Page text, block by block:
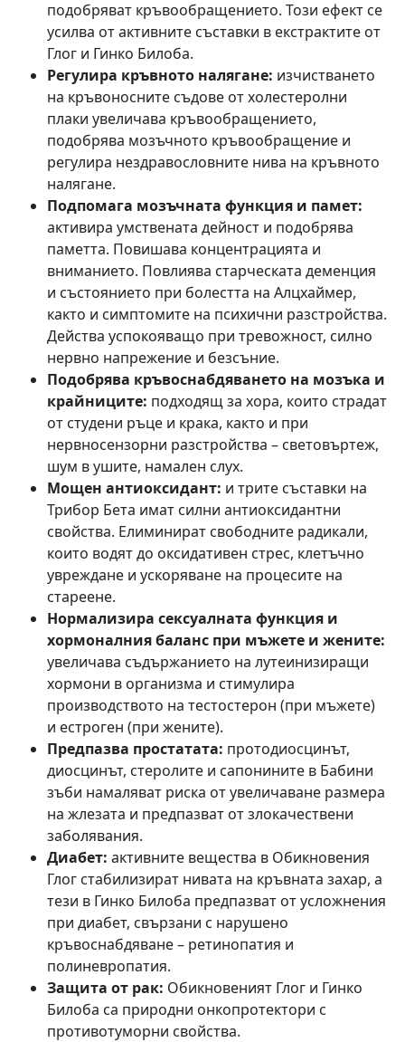
подобряват кръвообращението. Този ефект се
усилва от активните съставки в екстрактите от
Глог и Гинко Билоба.
Регулира кръвното налягане: изчистването
на кръвоносните съдове от холестеролни
плаки увеличава кръвообращението,
подобрява мозъчното кръвообращение и
регулира нездравословните нива на кръвното
налягане.
Подпомага мозъчната функция и памет:
активира умствената дейност и подобрява
паметта. Повишава концентрацията и
вниманието. Повлиява старческата деменция
и състоянието при болестта на Алцхаймер,
както и симптомите на психични разстройства.
Действа успокояващо при тревожност, силно
нервно напрежение и безсъние.
Подобрява кръвоснабдяването на мозъка и
крайниците: подходящ за хора, които страдат
от студени ръце и крака, както и при
нервносензорни разстройства – световъртеж,
шум в ушите, намален слух.
Мощен антиоксидант: и трите съставки на
Трибор Бета имат силни антиоксидантни
свойства. Елиминират свободните радикали,
които водят до оксидативен стрес, клетъчно
увреждане и ускоряване на процесите на
стареене.
Нормализира сексуалната функция и
хормоналния баланс при мъжете и жените:
увеличава съдържанието на лутеинизиращи
хормони в организма и стимулира
производството на тестостерон (при мъжете)
и естроген (при жените).
Предпазва простатата: протодиосцинът,
диосцинът, стеролите и сапонините в Бабини
зъби намаляват риска от увеличаване размера
на жлезата и предпазват от злокачествени
заболявания.
Диабет: активните вещества в Обикновения
Глог стабилизират нивата на кръвната захар, а
тези в Гинко Билоба предпазват от усложнения
при диабет, свързани с нарушено
кръвоснабдяване – ретинопатия и
полиневропатия.
Защита от рак: Обикновеният Глог и Гинко
Билоба са природни онкопротектори с
противотуморни свойства.